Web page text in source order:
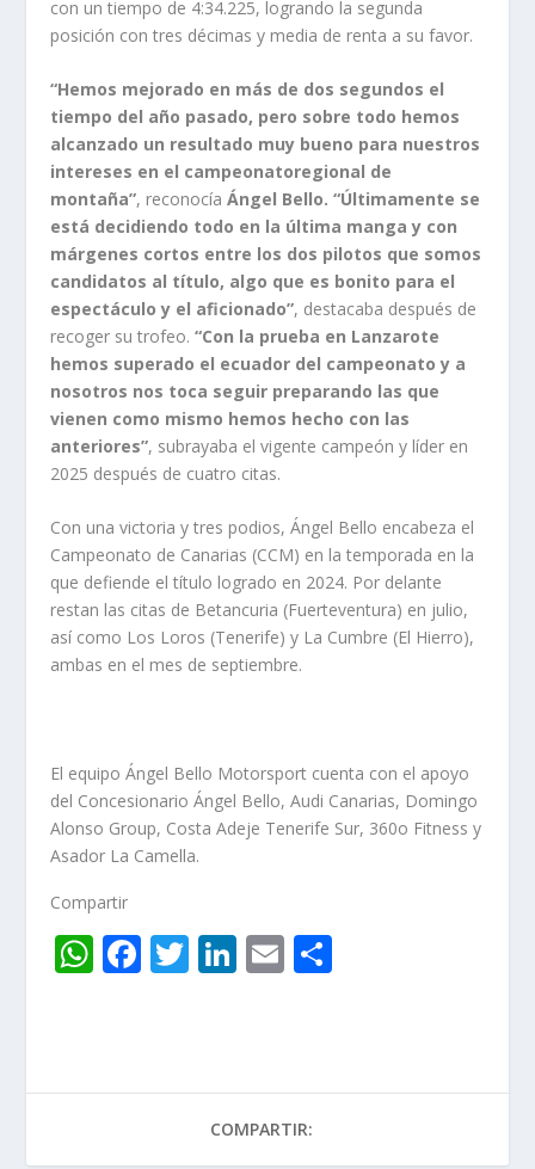
con un tiempo de 4:34.225, logrando la segunda
posición con tres décimas y media de renta a su favor.
“Hemos mejorado en más de dos segundos el
tiempo del año pasado, pero sobre todo hemos
alcanzado un resultado muy bueno para nuestros
intereses en el campeonatoregional de
montaña”, reconocíaÁngel Bello. “Últimamente se
está decidiendo todo en la última manga y con
márgenes cortos entre los dos pilotos que somos
candidatos al título, algo que es bonito para el
espectáculo y el aficionado”, destacaba después de
recoger su trofeo.“Con la prueba en Lanzarote
hemos superado el ecuador del campeonato y a
nosotros nos toca seguir preparando las que
vienen como mismo hemos hecho con las
anteriores”, subrayaba el vigente campeón y líder en
2025 después de cuatro citas.
Con una victoria y tres podios, Ángel Bello encabeza el
Campeonato de Canarias (CCM) en la temporada en la
que defiende el título logrado en 2024. Por delante
restan las citas de Betancuria (Fuerteventura) en julio,
así como Los Loros (Tenerife) y La Cumbre (El Hierro),
ambas en el mes de septiembre.
El equipo Ángel Bello Motorsport cuenta con el apoyo
del Concesionario Ángel Bello, Audi Canarias, Domingo
Alonso Group, Costa Adeje Tenerife Sur, 360o Fitness y
Asador La Camella.
Compartir
W
A
F
o
T Li
dI
n
E
ar
COMPARTIR: